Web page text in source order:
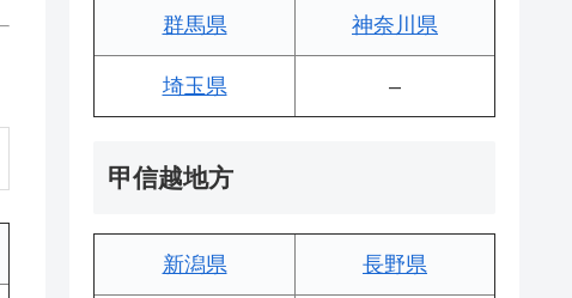
群馬県 神奈川県
埼玉県 –
甲信越地方
新潟県 長野県